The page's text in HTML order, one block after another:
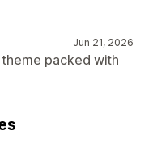
Jun 21, 2026
packed with